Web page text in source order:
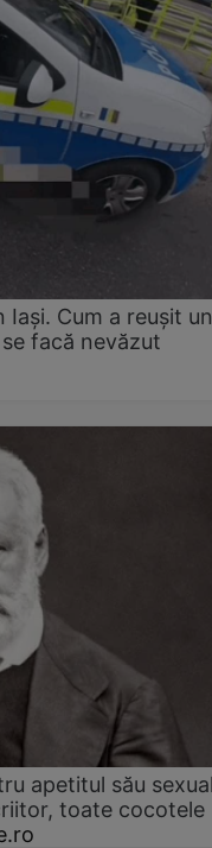
Cum a reușit un
facă nevăzut
apetitul său
toate cocotele